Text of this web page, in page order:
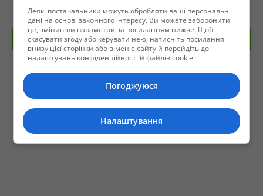
Отправить сообщение
Деякі постачальники можуть обробляти ваші персональні
дані на основі законного інтересу. Ви можете заборонити
це, змінивши параметри за посиланням нижче. Щоб
скасувати згоду або керувати нею, натисніть посилання
внизу цієї сторінки або в меню сайту й перейдіть до
налаштувань конфіденційності й файлів cookie.
Погоджуюся
Налаштування